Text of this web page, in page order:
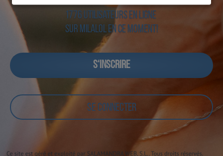
1776 utilisateurs en ligne
sur Milalol en ce moment!
S‘INSCRIRE
SE CONNECTER